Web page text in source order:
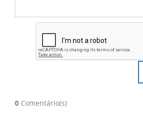
0 Comentário(s)